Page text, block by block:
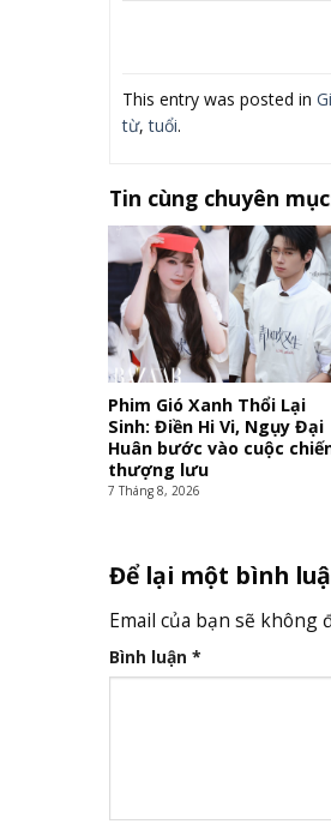
This entry was posted in
từ,tuổi.
Tin cùng chuyên
Phim Gió Xanh Thổi Lại
Sinh: Điền Hi Vi, Ngụy Đại
Huân bước vào cuộc
thượng lưu
7 Tháng 8, 2026
Để lại một bình
Email của bạn sẽ không
Bình luận *